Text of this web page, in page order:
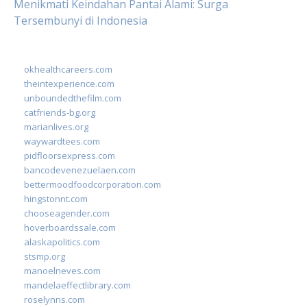
Menikmati Keindahan Pantai Alami: Surga
Tersembunyi di Indonesia
okhealthcareers.com
theintexperience.com
unboundedthefilm.com
catfriends-bg.org
marianlives.org
waywardtees.com
pidfloorsexpress.com
bancodevenezuelaen.com
bettermoodfoodcorporation.com
hingstonnt.com
chooseagender.com
hoverboardssale.com
alaskapolitics.com
stsmp.org
manoelneves.com
mandelaeffectlibrary.com
roselynns.com